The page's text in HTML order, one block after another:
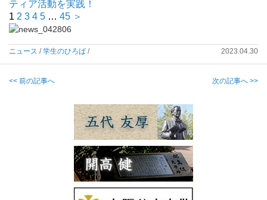
ティア活動を実践！
1 2 3 4 5 … 45 ＞
ニュース /学生のひろば / 2023.04.30
<< 前の記事へ 次の記事へ >>